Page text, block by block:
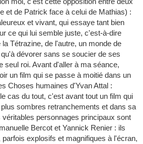
et de Patrick face à celui de Mathias) :
et vivant, qui essaye tant bien
ce qui lui semble juste, c'est-à-dire
Tétrazine, de l'autre, un monde de
dévorer sans se soucier de ses
seul roi. Avant d'aller à ma séance,
un film qui se passe à moitié dans un
Choses humaines d'Yvan Attal :
cas du tout, c'est avant tout un film qui
sombres retranchements et dans sa
véritables personnages principaux sont
Bercot et Yannick Renier : ils
explosifs et magnifiques à l'écran,